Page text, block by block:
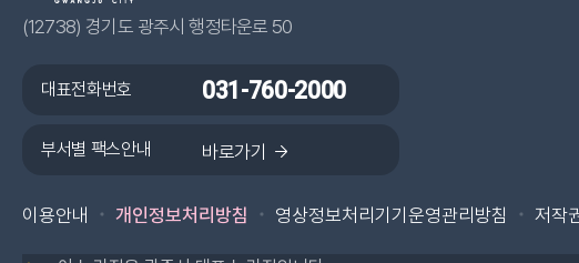
(12738) 경기도 광주시 행정타운로 50
대표전화번호 031-760-2000
부서별 팩스안내 바로가기
광주시 페이스북 바로가기
광주시 카카오플러스 바로가기
이용안내 개인정보처리방침 영상정보처리기기운영관리방침 저작